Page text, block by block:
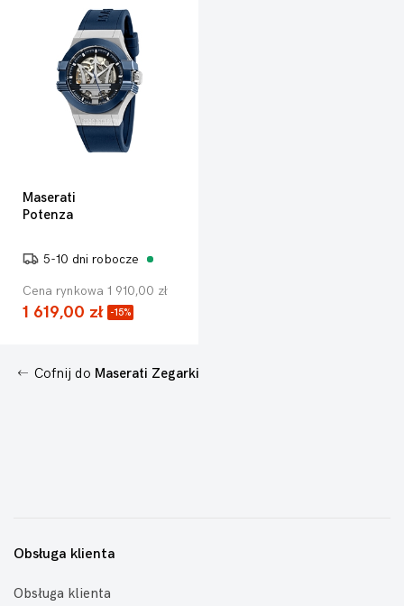
Maserati
Potenza
5-10 dni robocze
Cena rynkowa 1 910,00 zł
1 619,00 zł -15%
Cofnij do Maserati Zegarki
Obsługa klienta
Obsługa klienta